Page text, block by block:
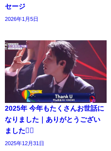
セージ
2026年1月5日
2025年 今年もたくさんお世話に
なりました｜ありがとうござい
ました🙇‍♀️
2025年12月31日